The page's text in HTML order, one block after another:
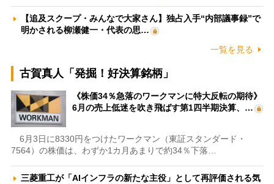
【追及スクープ・みんなで大家さん】独占入手“内部議事録”で
明かされる柳瀬健一・代表の思…
一覧を見る
古賀真人「発掘！好決算銘柄」
《株価34％急落のワークマンに特大反転の期待》
6月の売上低迷を吹き飛ばす第1四半期決算、…
6月3日に8330円をつけたワークマン（東証スタンダード・
7564）の株価は、わずか1カ月あまりで約34％下落…
三菱重工が「AIインフラの新たな主役」として再評価される気